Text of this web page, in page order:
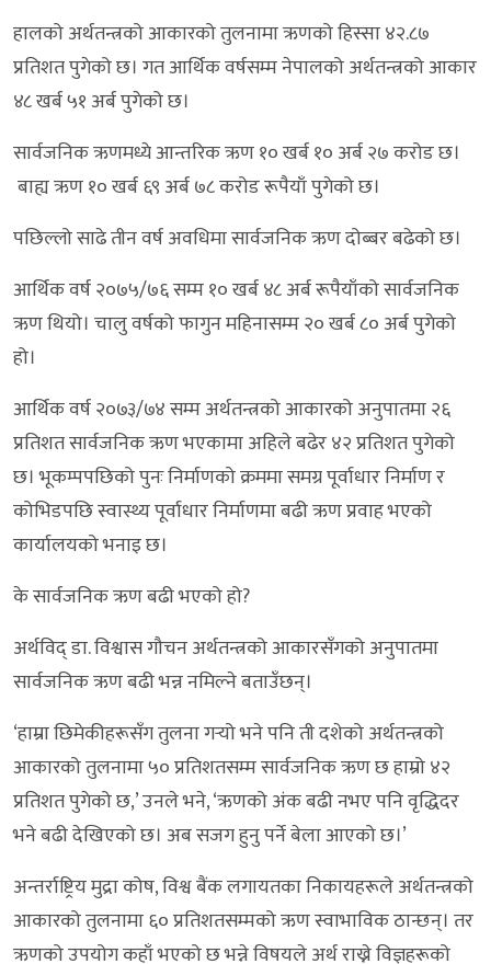
हालको अर्थतन्त्रको आकारको तुलनामा ऋणको हिस्सा ४२.८७
प्रतिशत पुगेको छ। गत आर्थिक वर्षसम्म नेपालको अर्थतन्त्रको आकार
४८ खर्ब ५१ अर्ब पुगेको छ।
सार्वजनिक ऋणमध्ये आन्तरिक ऋण १० खर्ब १० अर्ब २७ करोड छ।
बाह्य ऋण १० खर्ब ६९ अर्ब ७८ करोड रूपैयाँ पुगेको छ।
पछिल्लो साढे तीन वर्ष अवधिमा सार्वजनिक ऋण दोब्बर बढेको छ।
आर्थिक वर्ष २०७५/७६ सम्म १० खर्ब ४८ अर्ब रूपैयाँको सार्वजनिक
ऋण थियो। चालु वर्षको फागुन महिनासम्म २० खर्ब ८० अर्ब पुगेको
हो।
आर्थिक वर्ष २०७३/७४ सम्म अर्थतन्त्रको आकारको अनुपातमा २६
प्रतिशत सार्वजनिक ऋण भएकामा अहिले बढेर ४२ प्रतिशत पुगेको
छ। भूकम्पपछिको पुनः निर्माणको क्रममा समग्र पूर्वाधार निर्माण र
कोभिडपछि स्वास्थ्य पूर्वाधार निर्माणमा बढी ऋण प्रवाह भएको
कार्यालयको भनाइ छ।
के सार्वजनिक ऋण बढी भएको हो?
अर्थविद् डा. विश्वास गौचन अर्थतन्त्रको आकारसँगको अनुपातमा
सार्वजनिक ऋण बढी भन्न नमिल्ने बताउँछन्।
‘हाम्रा छिमेकीहरूसँग तुलना गर्‍यो भने पनि ती दशेको अर्थतन्त्रको
आकारको तुलनामा ५० प्रतिशतसम्म सार्वजनिक ऋण छ हाम्रो ४२
प्रतिशत पुगेको छ,’ उनले भने, ‘ऋणको अंक बढी नभए पनि वृद्धिदर
भने बढी देखिएको छ। अब सजग हुनु पर्ने बेला आएको छ।’
अन्तर्राष्ट्रिय मुद्रा कोष, विश्व बैंक लगायतका निकायहरूले अर्थतन्त्रको
आकारको तुलनामा ६० प्रतिशतसम्मको ऋण स्वाभाविक ठान्छन्। तर
ऋणको उपयोग कहाँ भएको छ भन्ने विषयले अर्थ राख्ने विज्ञहरूको